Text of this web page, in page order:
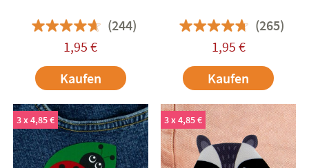
(244)
1,95 €
Kaufen
(265)
1,95 €
Kaufen
3 x 4,85 € 3 x 4,85 €